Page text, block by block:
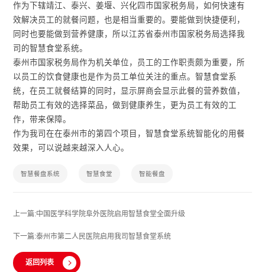
作为下辖靖江、泰兴、姜堰、兴化四市国家税务局，如何快速有
效解决员工的就餐问题，也是相当重要的。要能做到快捷便利，
同时也要能做到营养健康，所以江苏省泰州市国家税务局选择我
司的智慧食堂系统。
泰州市国家税务局作为机关单位，员工的工作职责颇为重要，所
以员工的饮食健康也是作为员工单位关注的重点。智慧食堂系
统，在员工就餐结算的同时，显示屏商会显示此餐的营养数值，
帮助员工有效的选择菜品，做到健康养生，更为员工有效的工
作，带来保障。
作为我司在在泰州市的第四个项目，智慧食堂系统智能化的用餐
效果，可以说越来越深入人心。
智慧餐盘系统 智慧食堂 智能餐盘
上一篇:中国医学科学院阜外医院启用智慧食堂全面升级
下一篇:泰州市第二人民医院启用我司智慧食堂系统
返回列表